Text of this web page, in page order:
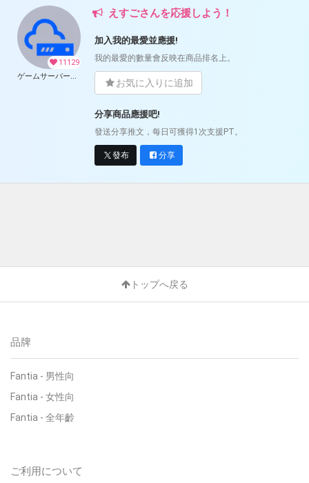
11129
ゲームサーバー公開ツール の開発支援
えすごさんを応援しよう！
加入我的最愛並應援!
我的最愛的數量會反映在商品排名上。
お気に入りに追加
分享商品應援吧!
發送分享推文，每日可獲得1次支援PT。
發布 分享
トップへ戻る
品牌
Fantia - 男性向
Fantia - 女性向
Fantia - 全年齡
ご利用について